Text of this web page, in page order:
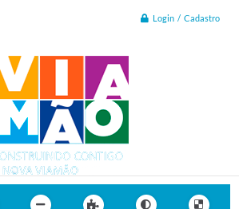
Login / Cadastro